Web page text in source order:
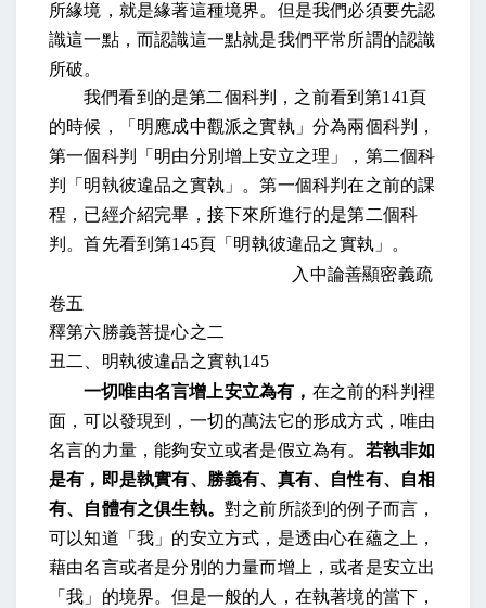
所緣境，就是緣著這種境界。但是我們必須要先認
識這一點，而認識這一點就是我們平常所謂的認識
所破。
我們看到的是第二個科判，之前看到第141 頁
的時候，「明應成中觀派之實執」分為兩個科判，
第一個科判「明由分別增上安立之理」，第二個科
判「明執彼違品之實執」。第一個科判在之前的課
程，已經介紹完畢，接下來所進行的是第二個科
判。首先看到第145頁「明執彼違品之實執」。
入中論善顯密義疏
卷五
釋第六勝義菩提心之二
丑二、明執彼違品之實執145
一切唯由名言增上安立為有， 在之前的科判裡
面，可以發現到，一切的萬法它的形成方式，唯由
名言的力量，能夠安立或者是假立為有。 若執非如
是有，即是執實有、勝義有、真有、自性有、自相
有、自體有之俱生執。 對之前所談到的例子而言，
可以知道「我」的安立方式，是透由心在蘊之上，
藉由名言或者是分別的力量而增上，或者是安立出
「我」的境界。但是一般的人，在執著境的當下，